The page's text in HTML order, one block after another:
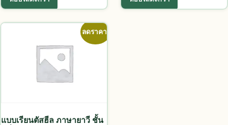
ลดราคา!
แบบเรียนตัสฮีล ภาษายาวี ชั้น